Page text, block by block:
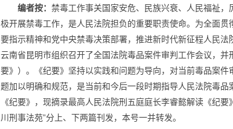
编者按： 禁毒工作事关国家安危、民族兴衰、人民福祉
极开展禁毒工作，是人民法院担负的重要职责使命。为全面
要指示精神和党中央禁毒决策部署，推进新时代新征程人民
云南省昆明市组织召开了全国法院毒品案件审判工作会议，
要》）。《纪要》坚持以实践和问题为导向，对当前毒品案
题加以明确和规范，是当前和今后一段时期指导人民法院毒
《纪要》，现摘录最高人民法院刑五庭庭长李睿懿解读《纪
川刑事法苑”分上、下两篇刊发，本号一并转发。